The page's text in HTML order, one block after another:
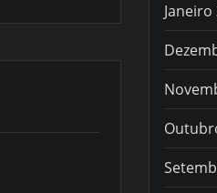
Janeiro